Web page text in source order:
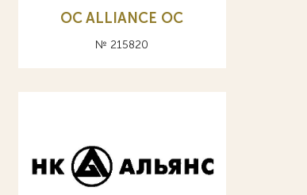
OC ALLIANCE ОС
№ 215820